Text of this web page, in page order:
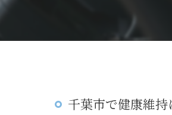
千葉市で健康維